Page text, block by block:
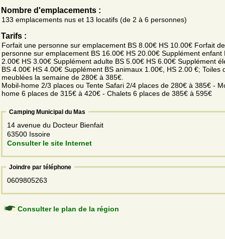
Nombre d'emplacements :
133 emplacements nus et 13 locatifs (de 2 à 6 personnes)
Tarifs :
Forfait une personne sur emplacement BS 8.00€ HS 10.00€ Forfait
personne sur emplacement BS 16.00€ HS 20.00€ Supplément enfant
2.00€ HS 3.00€ Supplément adulte BS 5.00€ HS 6.00€ Supplément
BS 4.00€ HS 4.00€ Supplément BS animaux 1.00€, HS 2.00 €; Toiles
meublées la semaine de 280€ à 385€.
Mobil-home 2/3 places ou Tente Safari 2/4 places de 280€ à 385€ -
home 6 places de 315€ à 420€ - Chalets 6 places de 385€ à 595€
Camping Municipal du Mas
14 avenue du Docteur Bienfait
63500 Issoire
Consulter le site Internet
Joindre par téléphone
0609805263
Consulter le plan de la région